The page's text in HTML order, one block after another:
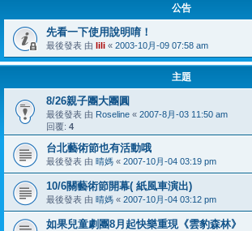
公告
先看一下使用說明唷！
最後發表 由 lili « 2003-10月-09 07:58 am
主題
8/26親子團大團圓
最後發表 由 Roseline « 2007-8月-03 11:50 am
回覆: 4
台北藝術節也有活動哦
最後發表 由 晴媽 « 2007-10月-04 03:19 pm
10/6關藝術節開幕( 紙風車演出)
最後發表 由 晴媽 « 2007-10月-04 03:12 pm
如果兒童劇團8月起快樂重現《雲豹森林》